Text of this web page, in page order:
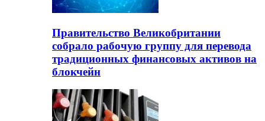
Правительство Великобритании
собрало рабочую группу для перевода
традиционных финансовых активов на
блокчейн